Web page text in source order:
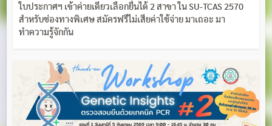
ใบประกาศฯ เข้าค่ายเดียวเลือกยื่นได้ 2 สาขา ใน SU-TCAS 2570
สำหรับช่องทางพิเศษ สมัครฟรีไม่เสียค่าใช้จ่าย มาเถอะ มา
ทำความรู้จักกัน